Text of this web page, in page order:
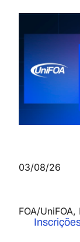
03/08/26
FOA/UniFOA,